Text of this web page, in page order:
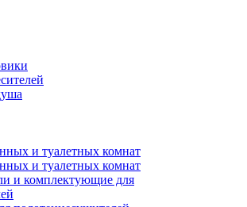
и туалетных комнат
и туалетных комнат
и комплектующие для